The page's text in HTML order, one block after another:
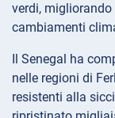
verdi,
cambiamenti
Il Senegal ha
nelle regioni di
resistenti alla